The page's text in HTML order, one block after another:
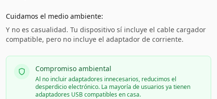
Cuidamos el medio ambiente:
Y no es casualidad. Tu dispositivo sí incluye el cable cargador
compatible, pero no incluye el adaptador de corriente.
Compromiso ambiental
Al no incluir adaptadores innecesarios, reducimos el
desperdicio electrónico. La mayoría de usuarios ya tienen
adaptadores USB compatibles en casa.